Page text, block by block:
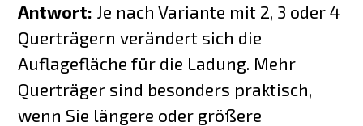
Antwort: Je nach Variante mit 2, 3 oder 4
Querträgern verändert sich die
Auflagefläche für die Ladung. Mehr
Querträger sind besonders praktisch,
wenn Sie längere oder größere